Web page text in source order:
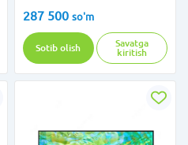
287 500 so'm
Sotib olish
Savatga
kiritish